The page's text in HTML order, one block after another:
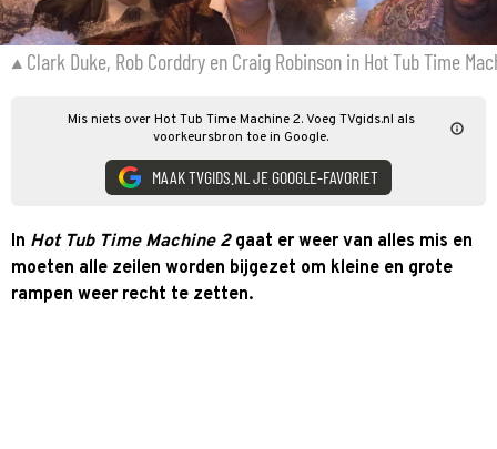
Clark Duke, Rob Corddry en Craig Robinson in Hot Tub Time
Mis niets over Hot Tub Time Machine 2. Voeg TVgids.nl als
voorkeursbron toe in Google.
MAAK TVGIDS.NL JE GOOGLE-FAVORIET
In Hot Tub Time Machine 2 gaat er weer van alles mis en
moeten alle zeilen worden bijgezet om kleine en grote
rampen weer recht te zetten.